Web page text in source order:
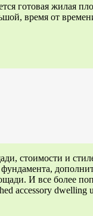
готовая жилая
время от
стоимости и
И все более
accessory